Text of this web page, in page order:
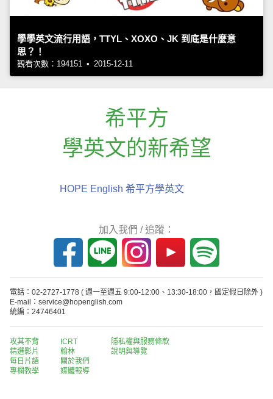
學學英文流行用語，TTYL、XOXO、JK 到底是什麼意
思？！
觀看次數：194151 • 2015-12-11
希平方
學英文的新希望
HOPE English 希平方學英文
加入我們 / 追蹤：
電話：02-2727-1778 ( 週一至週五 9:00-12:00、13:30-18:00，國定假日除外 )
E-mail：service@hopenglish.com
統編：24746401
攻其不背
精選影片
每日片語
專欄教學
ICRT
翰林
關於我們
媒體報導
隱私權與服務條款
說明與導覽